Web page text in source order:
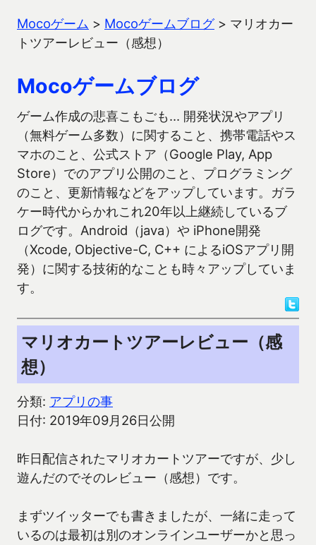
Mocoゲーム > Mocoゲームブログ> マリオカー
トツアーレビュー（感想）
Mocoゲームブログ
ゲーム作成の悲喜こもごも… 開発状況やアプリ
（無料ゲーム多数）に関すること、携帯電話やス
マホのこと、公式ストア（Google Play, App
Store）でのアプリ公開のこと、プログラミング
のこと、更新情報などをアップしています。ガラ
ケー時代からかれこれ20年以上継続しているブ
ログです。Android（java）や iPhone開発
（Xcode, Objective-C, C++ によるiOSアプリ開
発）に関する技術的なことも時々アップしていま
す。
マリオカートツアーレビュー（感
想）
分類: アプリの事
日付: 2019年09月26日公開
昨日配信されたマリオカートツアーですが、少し
遊んだのでそのレビュー（感想）です。
まずツイッターでも書きましたが、一緒に走って
いるのは最初は別のオンラインユーザーかと思っ